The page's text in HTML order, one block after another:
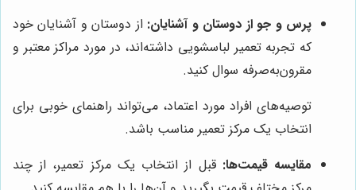
پرس و جو از دوستان و آشنایان: از دوستان و آشنایان خود
که تجربه تعمیر لباسشویی داشته‌اند، در مورد مراکز معتبر و
مقرون‌به‌صرفه سوال کنید.
توصیه‌های افراد مورد اعتماد، می‌تواند راهنمای خوبی برای
انتخاب یک مرکز تعمیر مناسب باشد.
مقایسه قیمت‌ها: قبل از انتخاب یک مرکز تعمیر، از چند